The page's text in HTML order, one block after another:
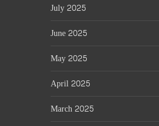
July 2025
June 2025
May 2025
April 2025
March 2025